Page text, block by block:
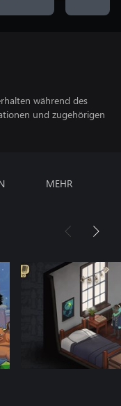
während des
und zugehörigen
MEHR